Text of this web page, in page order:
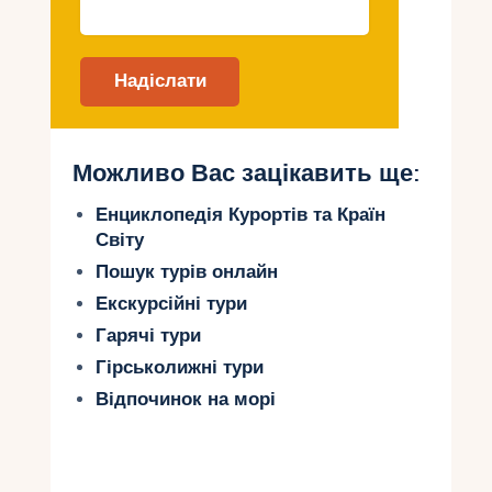
Вам доведеться поринути в захоплюючу
атмосферу гірських вершин, обрамлених
нескінченними лижними трасами. Незалежно
від вашого рівня підготовки, тут ви знайдете
підходящі траси та схили для кожного бажання
та гірськими панорамами створює неповторну
атмосферу, яка вас оточить, коли ви
насолоджуватиметеся своїми спусками. Не
забудьте також оцінити комфорт та гостинність
місцевих курортів, які пропонують різні послуги
та зручності для туристів, щоб зробити ваш
гірськолижний досвід ще більш приємним та
незабутнім.
Можливо Вас зацікавить ще:
Енциклопедія Курортів та Країн
Світу
Пошук турів онлайн
Екскурсійні тури
Гарячі тури
Гірськолижні тури
Відпочинок на морі